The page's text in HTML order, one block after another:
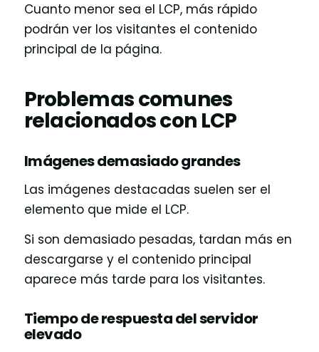
Cuanto menor sea el LCP, más rápido
podrán ver los visitantes el contenido
principal de la página.
Problemas comunes
relacionados con LCP
Imágenes demasiado grandes
Las imágenes destacadas suelen ser el
elemento que mide el LCP.
Si son demasiado pesadas, tardan más en
descargarse y el contenido principal
aparece más tarde para los visitantes.
Tiempo de respuesta del servidor
elevado